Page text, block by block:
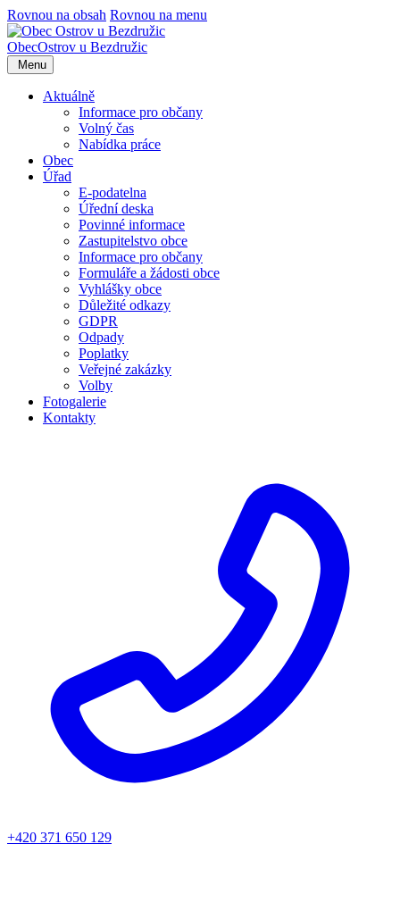
Rovnou na obsah Rovnou na menu
ObecOstrov u Bezdružic
Menu
Aktuálně
Informace pro občany
Volný čas
Nabídka práce
Obec
Úřad
E-podatelna
Úřední deska
Povinné informace
Zastupitelstvo obce
Informace pro občany
Formuláře a žádosti obce
Vyhlášky obce
Důležité odkazy
GDPR
Odpady
Poplatky
Veřejné zakázky
Volby
Fotogalerie
Kontakty
+420 371 650 129